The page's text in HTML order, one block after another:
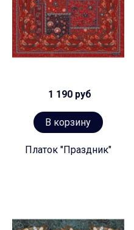
1 190 руб
В корзину
Платок "Праздник"